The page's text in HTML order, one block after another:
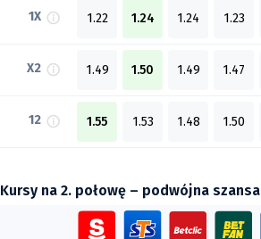
1X 1.22 1.24 1.24 1.23
X2 1.49 1.50 1.49 1.47
12 1.55 1.53 1.48 1.50
Kursy na 2. połowę – podwójna szansa